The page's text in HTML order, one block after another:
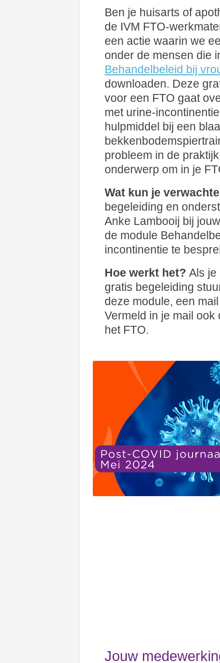
Ben je huisarts of
de IVM FTO-
een actie waarin we
onder de mensen die
Behandelbeleid bij
downloaden. Deze
voor een FTO gaat
met urine-
hulpmiddel bij een
probleem in de
onderwerp om in je
Wat kun je
begeleiding en
Anke Lambooij bij
de module
incontinentie te
Hoe werkt het? Als je
gratis begeleiding
deze module, een
Vermeld in je mail
het FTO.
Jouw